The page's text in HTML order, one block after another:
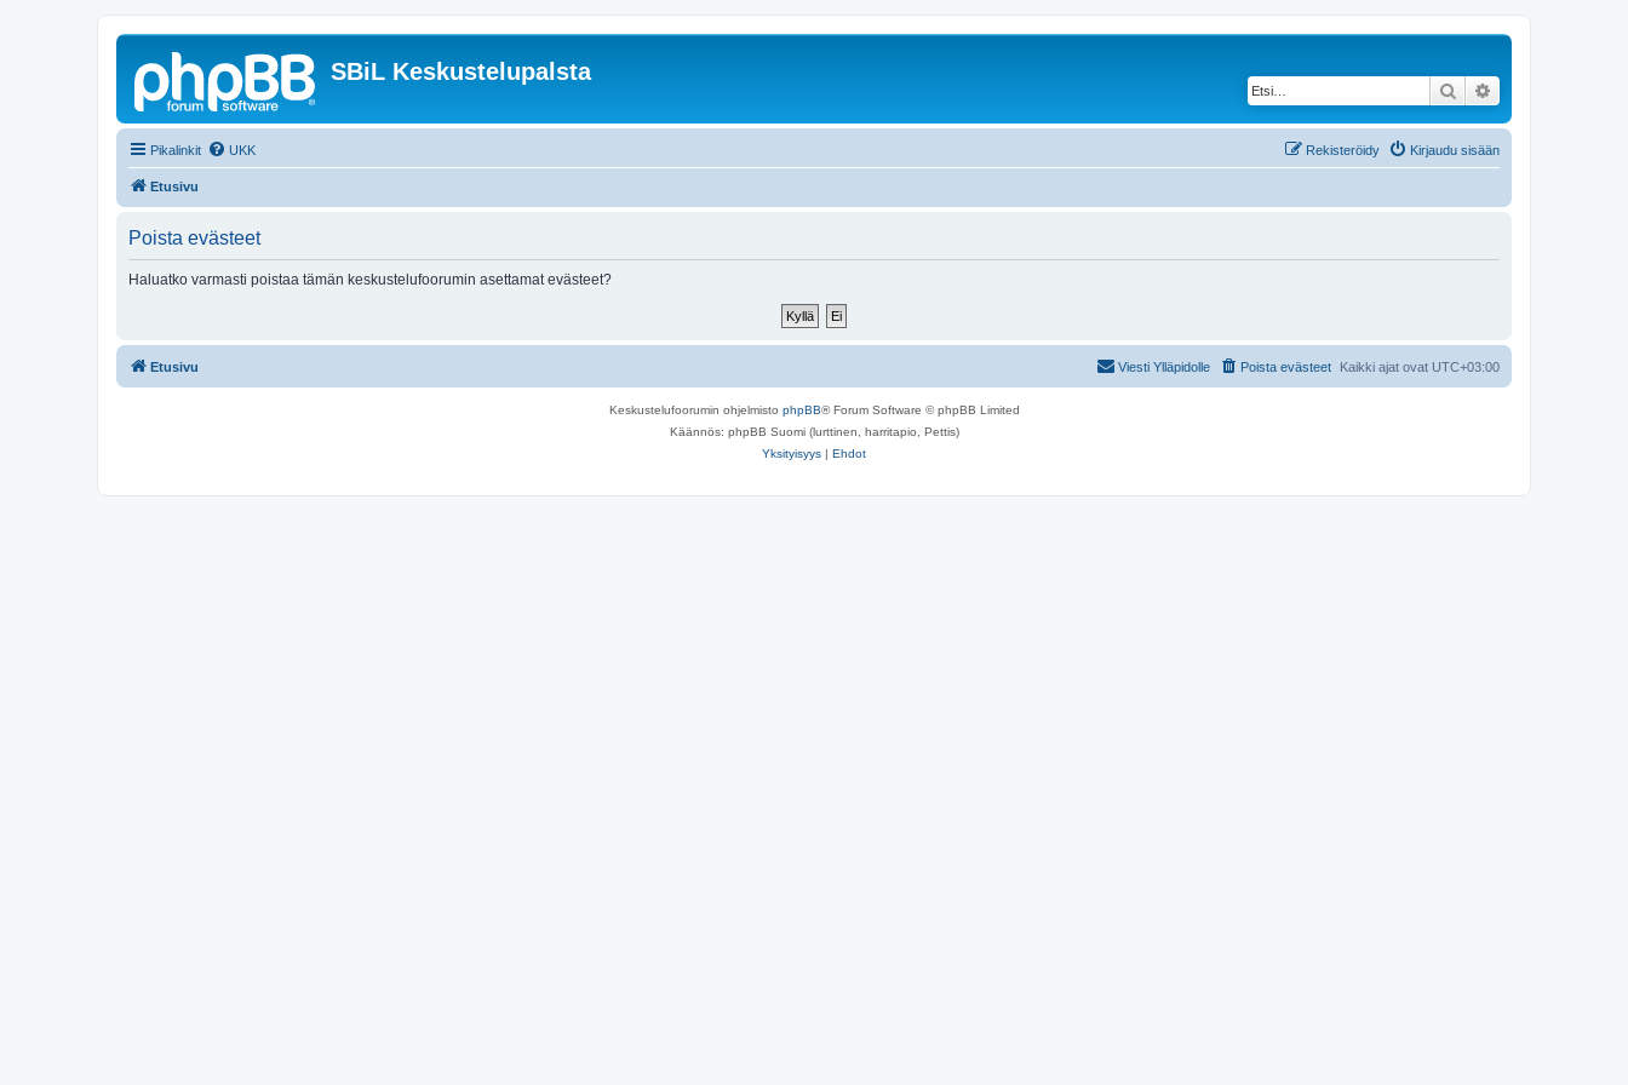
SBiL Keskustelupalsta
Etsi
Pikalinkit UKK Kirjaudu sisään
Rekisteröidy
Etusivu
Poista evästeet
Haluatko varmasti poistaa tämän keskustelufoorumin asettamat evästeet?
Etusivu Kaikki ajat ovat UTC+03:00
Poista evästeet
Viesti Ylläpidolle
Keskustelufoorumin ohjelmisto phpBB® Forum Software © phpBB Limited
Käännös: phpBB Suomi (lurttinen, harritapio, Pettis)
Yksityisyys | Ehdot